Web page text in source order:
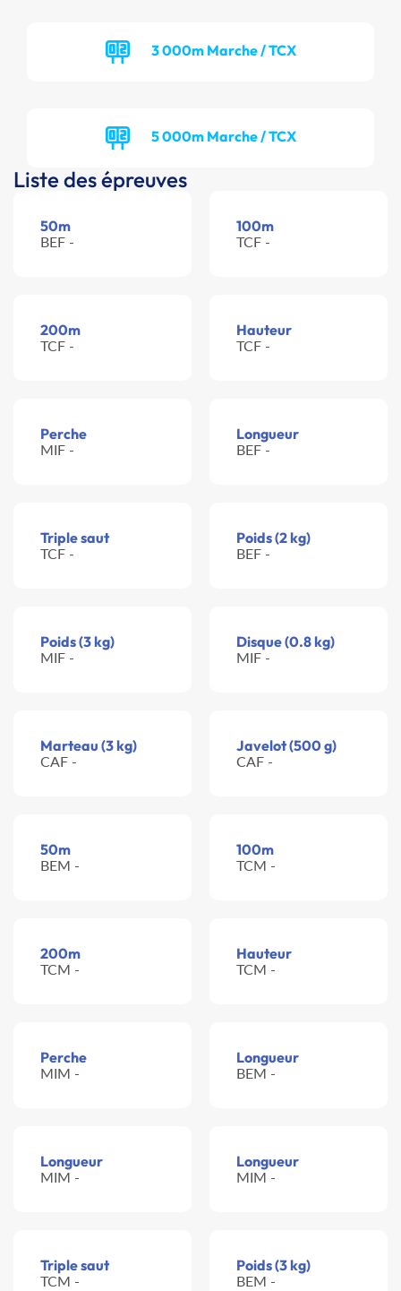
3 000m Marche / TCX
5 000m Marche / TCX
Liste des épreuves
50m
BEF -
100m
TCF -
200m
TCF -
Hauteur
TCF -
Perche
MIF -
Longueur
BEF -
Triple saut
TCF -
Poids (2 kg)
BEF -
Poids (3 kg)
MIF -
Disque (0.8 kg)
MIF -
Marteau (3 kg)
CAF -
Javelot (500 g)
CAF -
50m
BEM -
100m
TCM -
200m
TCM -
Hauteur
TCM -
Perche
MIM -
Longueur
BEM -
Longueur
MIM -
Longueur
MIM -
Triple saut
TCM -
Poids (3 kg)
BEM -